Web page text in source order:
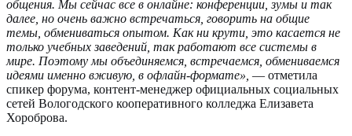
общения. Мы сейчас все в онлайне: конференции, зумы и так
далее, но очень важно встречаться, говорить на общие
темы, обмениваться опытом. Как ни крути, это касается не
только учебных заведений, так работают все системы в
мире. Поэтому мы объединяемся, встречаемся, обмениваемся
идеями именно вживую, в офлайн-формате», — отметила
спикер форума, контент-менеджер официальных социальных
сетей Вологодского кооперативного колледжа Елизавета
Хороброва.